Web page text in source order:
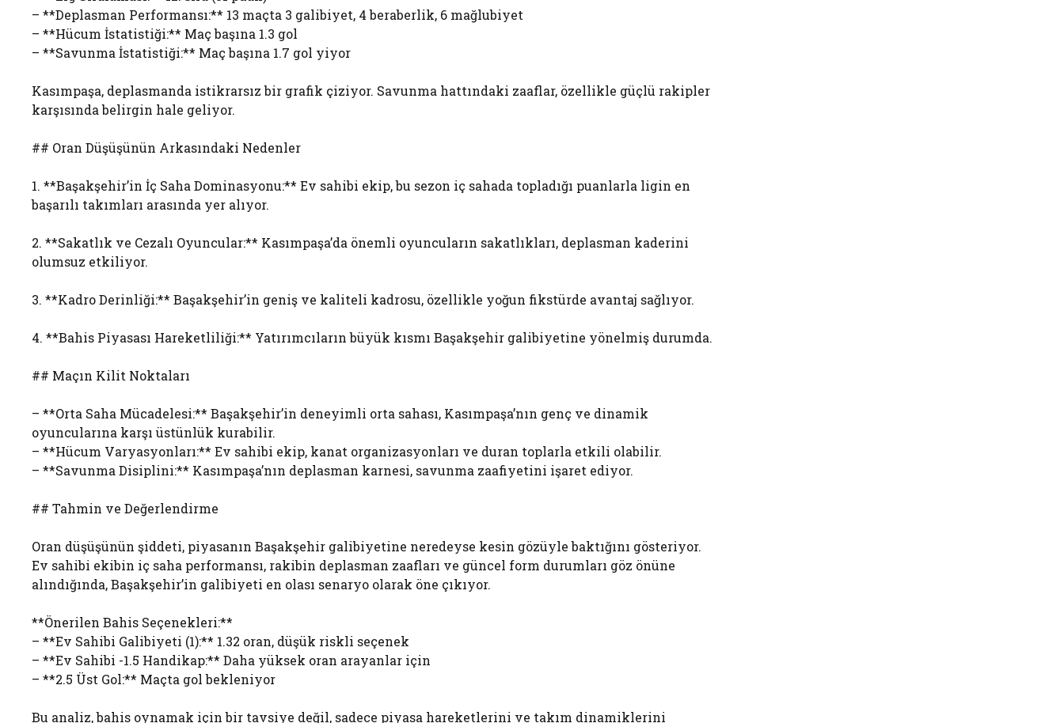
– **Deplasman Performansı:** 13 maçta 3 galibiyet, 4 beraberlik, 6 mağlubiyet
– **Hücum İstatistiği:** Maç başına 1.3 gol
– **Savunma İstatistiği:** Maç başına 1.7 gol yiyor
Kasımpaşa, deplasmanda istikrarsız bir grafik çiziyor. Savunma hattındaki zaaflar, özellikle güçlü rakipler
karşısında belirgin hale geliyor.
## Oran Düşüşünün Arkasındaki Nedenler
1. **Başakşehir’in İç Saha Dominasyonu:** Ev sahibi ekip, bu sezon iç sahada topladığı puanlarla ligin en
başarılı takımları arasında yer alıyor.
2. **Sakatlık ve Cezalı Oyuncular:** Kasımpaşa’da önemli oyuncuların sakatlıkları, deplasman kaderini
olumsuz etkiliyor.
3. **Kadro Derinliği:** Başakşehir’in geniş ve kaliteli kadrosu, özellikle yoğun fikstürde avantaj sağlıyor.
4. **Bahis Piyasası Hareketliliği:** Yatırımcıların büyük kısmı Başakşehir galibiyetine yönelmiş durumda.
## Maçın Kilit Noktaları
– **Orta Saha Mücadelesi:** Başakşehir’in deneyimli orta sahası, Kasımpaşa’nın genç ve dinamik
oyuncularına karşı üstünlük kurabilir.
– **Hücum Varyasyonları:** Ev sahibi ekip, kanat organizasyonları ve duran toplarla etkili olabilir.
– **Savunma Disiplini:** Kasımpaşa’nın deplasman karnesi, savunma zaafiyetini işaret ediyor.
## Tahmin ve Değerlendirme
Oran düşüşünün şiddeti, piyasanın Başakşehir galibiyetine neredeyse kesin gözüyle baktığını gösteriyor.
Ev sahibi ekibin iç saha performansı, rakibin deplasman zaafları ve güncel form durumları göz önüne
alındığında, Başakşehir’in galibiyeti en olası senaryo olarak öne çıkıyor.
**Önerilen Bahis Seçenekleri:**
– **Ev Sahibi Galibiyeti (1):** 1.32 oran, düşük riskli seçenek
– **Ev Sahibi -1.5 Handikap:** Daha yüksek oran arayanlar için
– **2.5 Üst Gol:** Maçta gol bekleniyor
Bu analiz, bahis oynamak için bir tavsiye değil, sadece piyasa hareketlerini ve takım dinamiklerini